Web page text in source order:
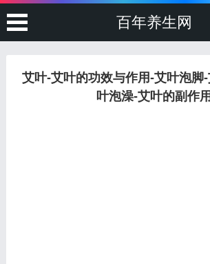
百年养生网
艾叶-艾叶的功效与作用-艾叶泡脚
叶泡澡-艾叶的副作用